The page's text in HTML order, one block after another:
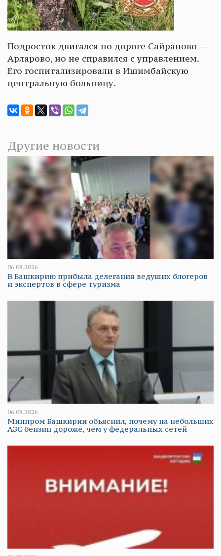
Подросток двигался по дороге Сайраново —
Арларово, но не справился с управлением.
Его госпитализировали в Ишимбайскую
центральную больницу.
Другие новости
06.08.2026
В Башкирию прибыла делегация ведущих блогеров
и экспертов в сфере туризма
06.08.2026
Минпром Башкирии объяснил, почему на небольших
АЗС бензин дороже, чем у федеральных сетей